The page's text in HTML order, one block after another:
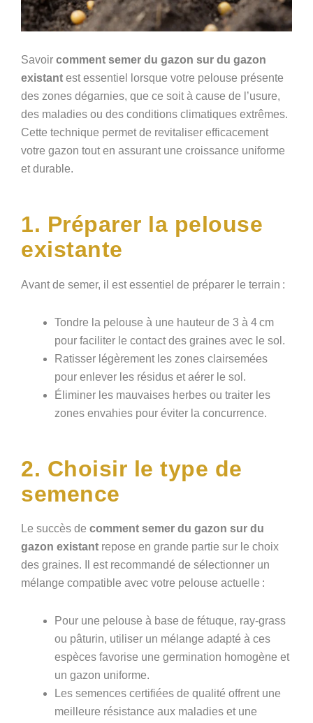
Savoir comment semer du gazon sur du gazon
existant est essentiel lorsque votre pelouse présente
des zones dégarnies, que ce soit à cause de l’usure,
des maladies ou des conditions climatiques extrêmes.
Cette technique permet de revitaliser efficacement
votre gazon tout en assurant une croissance uniforme
et durable.
1. Préparer la pelouse
existante
Avant de semer, il est essentiel de préparer le terrain :
Tondre la pelouse à une hauteur de 3 à 4 cm
pour faciliter le contact des graines avec le sol.
Ratisser légèrement les zones clairsemées
pour enlever les résidus et aérer le sol.
Éliminer les mauvaises herbes ou traiter les
zones envahies pour éviter la concurrence.
2. Choisir le type de
semence
Le succès de comment semer du gazon sur du
gazon existant repose en grande partie sur le choix
des graines. Il est recommandé de sélectionner un
mélange compatible avec votre pelouse actuelle :
Pour une pelouse à base de fétuque, ray-grass
ou pâturin, utiliser un mélange adapté à ces
espèces favorise une germination homogène et
un gazon uniforme.
Les semences certifiées de qualité offrent une
meilleure résistance aux maladies et une